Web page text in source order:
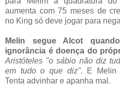
aumenta com 75 meses de
no King só deve jogar para
Melin segue Alcot
ignorância é doença do
Aristóteles "o sábio não diz
em tudo o que diz". E Melin
Tenta advinhar e apanha mal.